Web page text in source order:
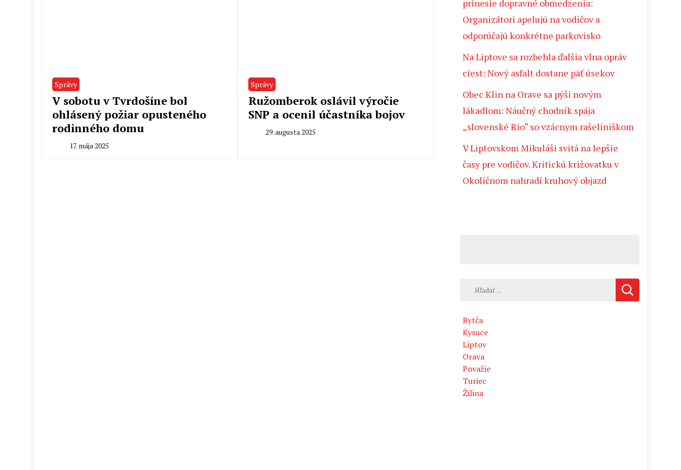
Správy
V sobotu v Tvrdošíne bol
ohlásený požiar opusteného
rodinného domu
17. mája 2025
Správy
Ružomberok oslávil výročie
SNP a ocenil účastníka bojov
29. augusta 2025
prinesie dopravné obmedzenia:
Organizátori apelujú na vodičov a
odporúčajú konkrétne parkovisko
Na Liptove sa rozbehla ďalšia vlna opráv
ciest: Nový asfalt dostane päť úsekov
Obec Klin na Orave sa pýši novým
lákadlom: Náučný chodník spája
„slovenské Rio“ so vzácnym rašeliniškom
V Liptovskom Mikuláši svitá na lepšie
časy pre vodičov. Kritickú križovatku v
Okoličnom nahradí kruhový objazd
Hľadať:
Bytča
Kysuce
Liptov
Orava
Považie
Turiec
Žilina